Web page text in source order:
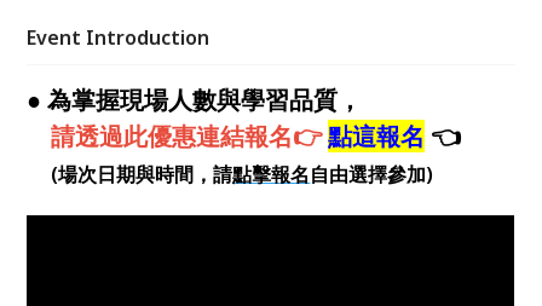
Event Introduction
● 為掌握現場人數與學習品質，
請透過此優惠連結報名👉點這報名 👈
(場次日期與時間，請點擊報名自由選擇參加)